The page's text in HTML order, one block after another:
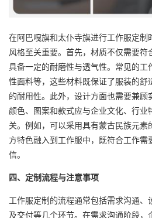
在阿巴嘎旗和太仆寺旗进行工作服定
风格至关重要。首先，材质不仅需要
具备一定的耐磨性与透气性。常见的
性面料等，这些材料既保证了服装的舒
的耐用性。此外，设计方面也需要兼
颜色、图案和款式应与企业文化、行业
关。例如，可以采用具有蒙古民族元
方特色融入到工作服中，既符合工作需
信。
四、定制流程与注意事项
工作服定制的流程通常包括需求沟通
及交付等几个环节。在需求沟通阶段